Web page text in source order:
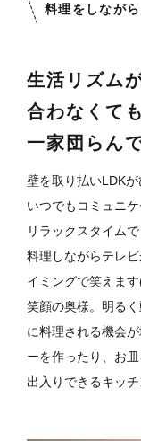
生活リズム
合わなくても
一家団らん
壁を取り払いLDK
いつでもコミュニ
リラックスタイム
料理しながらテレ
イミングで笑えま
笑顔の奥様。明る
に料理される機会が
ーを作ったり、お
出入りできるキッ
料理をしなが